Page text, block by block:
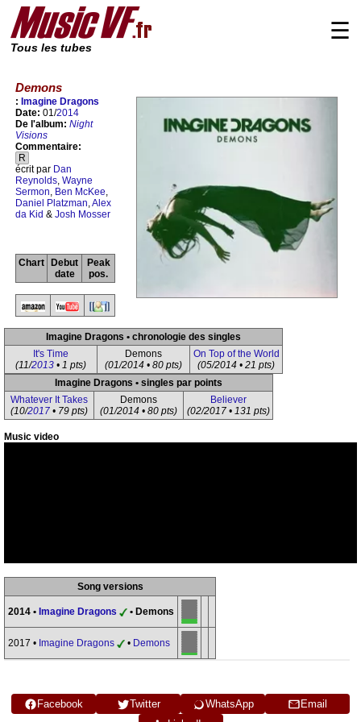
Tous les tubes
☰
Demons
: Imagine Dragons
Date: 01/2014
De l'album: Night
Visions
Commentaire:
R
écrit par Dan
Reynolds, Wayne
Sermon, Ben McKee,
Daniel Platzman,Alex
da Kid & Josh Mosser
Chart
Debut
date
Peak
pos.
Imagine Dragons • chronologie des singles
It's Time
(11/2013 • 1 pts)
Demons
(01/2014 • 80 pts)
On Top of the World
(05/2014 • 21 pts)
Imagine Dragons • singles par points
Whatever It Takes
(10/2017 • 79 pts)
Demons
(01/2014 • 80 pts)
Believer
(02/2017 • 131 pts)
Music video
Song versions
2014 • Imagine Dragons • Demons
2017 • Imagine Dragons • Demons
Facebook Twitter WhatsApp
Email